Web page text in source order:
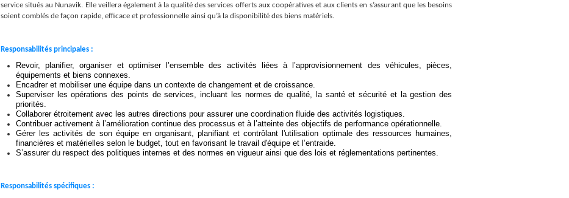
service situés au Nunavik. Elle veillera également à la qualité des services offerts aux coopératives et aux clients en s’assurant que les besoins
soient comblés de façon rapide, efficace et professionnelle ainsi qu’à la disponibilité des biens matériels.
Responsabilités principales :
Revoir, planifier, organiser et optimiser l’ensemble des activités liées à l’approvisionnement des véhicules, pièces,
équipements et biens connexes.
Encadrer et mobiliser une équipe dans un contexte de changement et de croissance.
Superviser les opérations des points de services, incluant les normes de qualité, la santé et sécurité et la gestion des
priorités.
Collaborer étroitement avec les autres directions pour assurer une coordination fluide des activités logistiques.
Contribuer activement à l’amélioration continue des processus et à l’atteinte des objectifs de performance opérationnelle.
Gérer les activités de son équipe en organisant, planifiant et contrôlant l'utilisation optimale des ressources humaines,
financières et matérielles selon le budget, tout en favorisant le travail d'équipe et l’entraide.
S’assurer du respect des politiques internes et des normes en vigueur ainsi que des lois et réglementations pertinentes.
Responsabilités spécifiques :